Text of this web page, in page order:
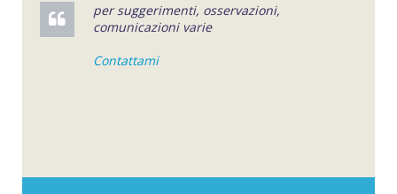
per suggerimenti, osservazioni,
comunicazioni varie
Contattami